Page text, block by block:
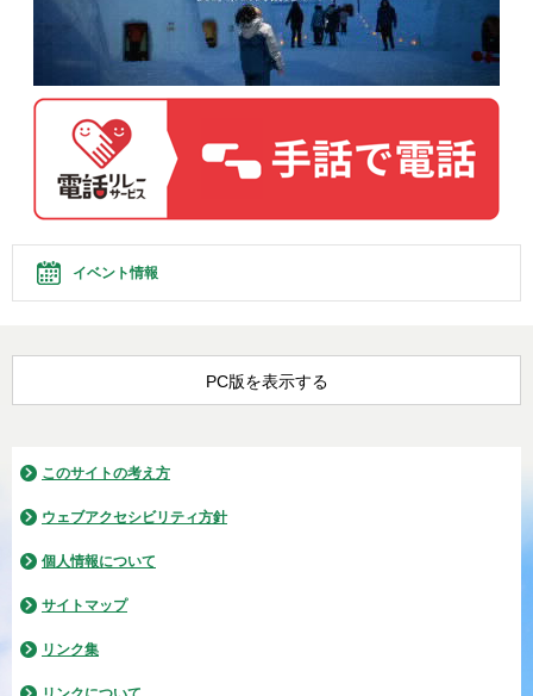
イベント情報
PC版を表示する
このサイトの考え方
ウェブアクセシビリティ方針
個人情報について
サイトマップ
リンク集